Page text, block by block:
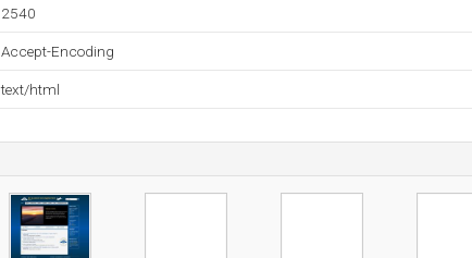
2540
Accept-Encoding
text/html